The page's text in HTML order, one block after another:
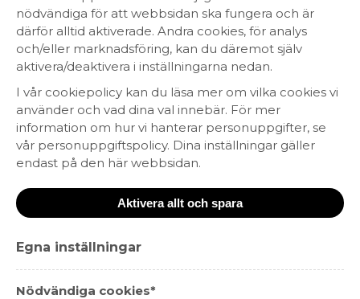
OM OSS
HÅLLBARHET
ENGLISH
RESTAURANG
PERSONUPPGIFTSPOLICY
Morningstar Brands | Tulegatan 4, 113 53 Stockholm | +46 (0)8 440 85 80 |
info@morningstarbrands.se
nödvändiga för att webbsidan ska fungera och är
därför alltid aktiverade. Andra cookies, för analys
och/eller marknadsföring, kan du däremot själv
aktivera/deaktivera i inställningarna nedan.
I vår cookiepolicy kan du läsa mer om vilka cookies vi
använder och vad dina val innebär. För mer
information om hur vi hanterar personuppgifter, se
vår personuppgiftspolicy. Dina inställningar gäller
endast på den här webbsidan.
Aktivera allt och spara
Egna inställningar
Nödvändiga cookies*